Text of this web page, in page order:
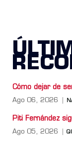
Cómo dejar de
Ago 06, 2026
Piti Fernández
Ago 05, 2026